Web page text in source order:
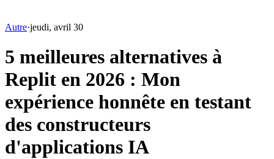
Autre·jeudi, avril 30
5 meilleures alternatives à
Replit en 2026 : Mon
expérience honnête en testant
des constructeurs
d'applications IA